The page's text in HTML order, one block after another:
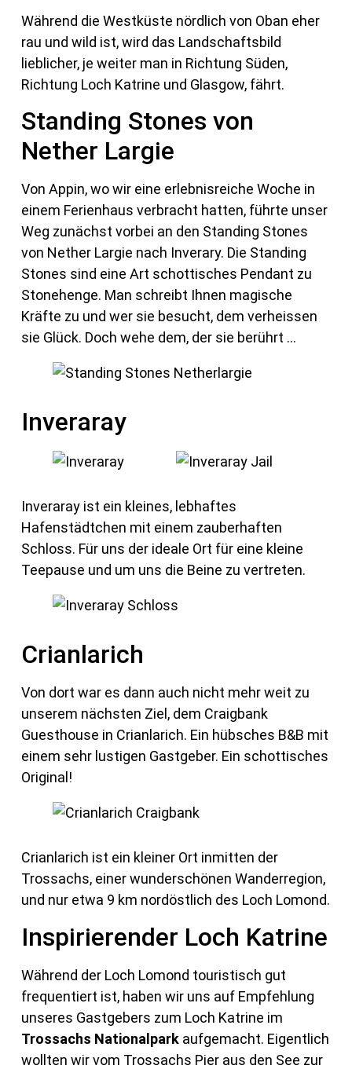
Während die Westküste nördlich von Oban eher
rau und wild ist, wird das Landschaftsbild
lieblicher, je weiter man in Richtung Süden,
Richtung Loch Katrine und Glasgow, fährt.
Standing Stones von
Nether Largie
Von Appin, wo wir eine erlebnisreiche Woche in
einem Ferienhaus verbracht hatten, führte unser
Weg zunächst vorbei an den Standing Stones
von Nether Largie nach Inverary. Die Standing
Stones sind eine Art schottisches Pendant zu
Stonehenge. Man schreibt Ihnen magische
Kräfte zu und wer sie besucht, dem verheissen
sie Glück. Doch wehe dem, der sie berührt …
Inveraray
Inveraray ist ein kleines, lebhaftes
Hafenstädtchen mit einem zauberhaften
Schloss. Für uns der ideale Ort für eine kleine
Teepause und um uns die Beine zu vertreten.
Crianlarich
Von dort war es dann auch nicht mehr weit zu
unserem nächsten Ziel, dem Craigbank
Guesthouse in Crianlarich. Ein hübsches B&B mit
einem sehr lustigen Gastgeber. Ein schottisches
Original!
Crianlarich ist ein kleiner Ort inmitten der
Trossachs, einer wunderschönen Wanderregion,
und nur etwa 9 km nordöstlich des Loch Lomond.
Inspirierender Loch Katrine
Während der Loch Lomond touristisch gut
frequentiert ist, haben wir uns auf Empfehlung
unseres Gastgebers zum Loch Katrine im
Trossachs Nationalparkaufgemacht. Eigentlich
wollten wir vom Trossachs Pier aus den See zur